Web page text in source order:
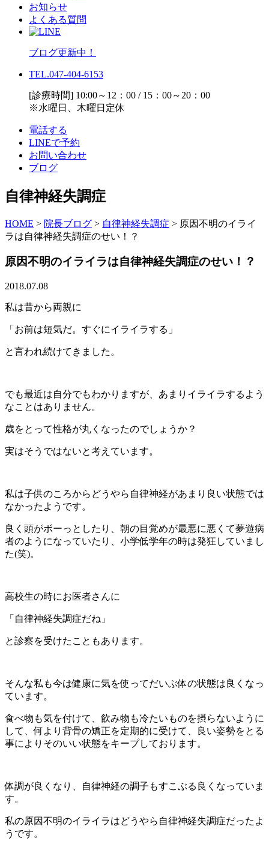
お知らせ
よくある質問
ブログ更新中！
TEL.047-404-6153
[診療時間] 10:00～12：00 / 15：00～20：00
※水曜日、木曜日定休
電話する
LINEで予約
お問い合わせ
ブログ
自律神経失調症
HOME > 院長ブログ > 自律神経失調症 > 原因不明のイライ
ラは自律神経失調症のせい！？
原因不明のイライラは自律神経失調症のせい！？
2018.07.08
私は昔から両親に
「お前は短気だ。すぐにイライラする」
と言われ続けてきました。
でも最近は自分でもわかりますが、あまりイライラするよう
なことはありません。
歳をとって性格が丸くなったのでしょうか？
実はそうではないと考えています。
私は子供のころからどうやら自律神経があまり良い状態では
なかったようです。
良く頭がボーっとしたり、朝の目覚めが最悪に悪くて夢遊病
者のようになっていたり、小学低学年の時は発狂していまし
た(笑)。
高校生の時にお医者さんに
「自律神経失調症だね」
と診察を受けたこともあります。
そんな私も今は健康に気を使ってだいぶ体の状態は良くなっ
ています。
食べ物も気を付けて、飲み物も冷たいものを摂らないように
して、何より背骨の矯正を定期的に受けて、良い姿勢をとる
事によりそのいい状態をキープしております。
体調が良くなり、自律神経の調子もすこぶる良くなっていま
す。
私の原因不明のイライラはどうやら自律神経失調症だったよ
うです。